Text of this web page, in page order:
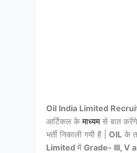
Oil India Limited
आर्टिकल के माध्यम से बात करेंगे
भर्ती निकाली गयी है | OIL के
Limited में Grade- III, V